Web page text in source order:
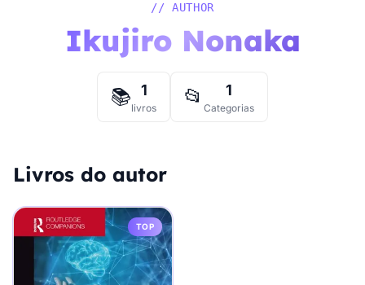
// AUTHOR
Ikujiro Nonaka
📚 1
livros 📂 1
Categorias
Livros do autor
TOP